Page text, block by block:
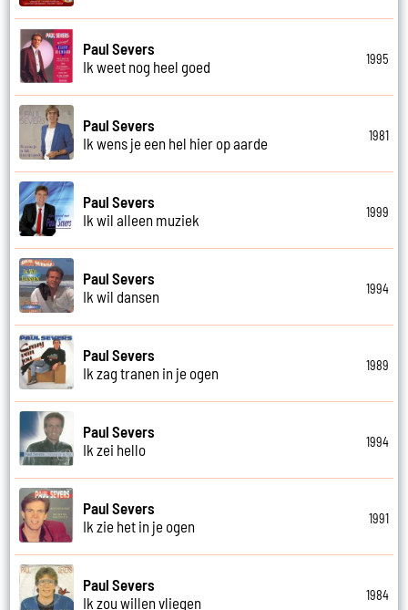
Paul Severs
Ik weet nog heel goed
1995
Paul Severs
Ik wens je een hel hier op aarde
1981
Paul Severs
Ik wil alleen muziek
1999
Paul Severs
Ik wil dansen
1994
Paul Severs
Ik zag tranen in je ogen
1989
Paul Severs
Ik zei hello
1994
Paul Severs
Ik zie het in je ogen
1991
Paul Severs
Ik zou willen vliegen
1984